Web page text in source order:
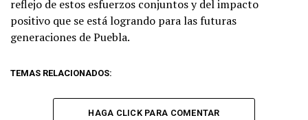
reflejo de estos esfuerzos conjuntos y del impacto
positivo que se está logrando para las futuras
generaciones de Puebla.
TEMAS RELACIONADOS:
HAGA CLICK PARA COMENTAR